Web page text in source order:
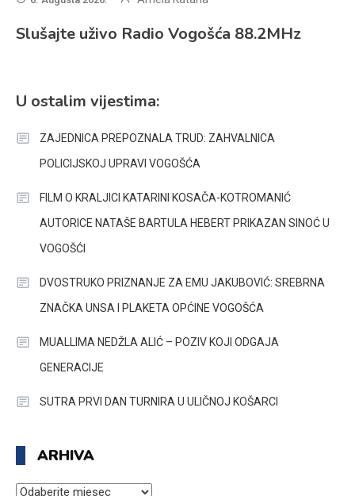
Slušajte uživo Radio Vogošća 88.2MHz
U ostalim vijestima:
ZAJEDNICA PREPOZNALA TRUD: ZAHVALNICA
POLICIJSKOJ UPRAVI VOGOŠĆA
FILM O KRALJICI KATARINI KOSAČA-KOTROMANIĆ
AUTORICE NATAŠE BARTULA HEBERT PRIKAZAN SINOĆ U
VOGOŠĆI
DVOSTRUKO PRIZNANJE ZA EMU JAKUBOVIĆ: SREBRNA
ZNAČKA UNSA I PLAKETA OPĆINE VOGOŠĆA
MUALLIMA NEDŽLA ALIĆ – POZIV KOJI ODGAJA
GENERACIJE
SUTRA PRVI DAN TURNIRA U ULIČNOJ KOŠARCI
ARHIVA
ARHIVA